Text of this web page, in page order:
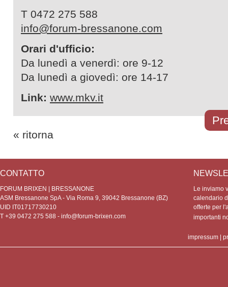
T 0472 275 588
info@forum-bressanone.com
Orari d'ufficio:
Da lunedì a venerdì: ore 9-12
Da lunedì a giovedì: ore 14-17
Link: www.mkv.it
« ritorna
CONTATTO
FORUM BRIXEN | BRESSANONE
ASM Bressanone SpA - Via Roma 9, 39042 Bressanone (BZ)
UID IT01717730210
T +39 0472 275 588 - info@forum-brixen.com
Le inviamo
calendario
offerte per
importanti
impressum